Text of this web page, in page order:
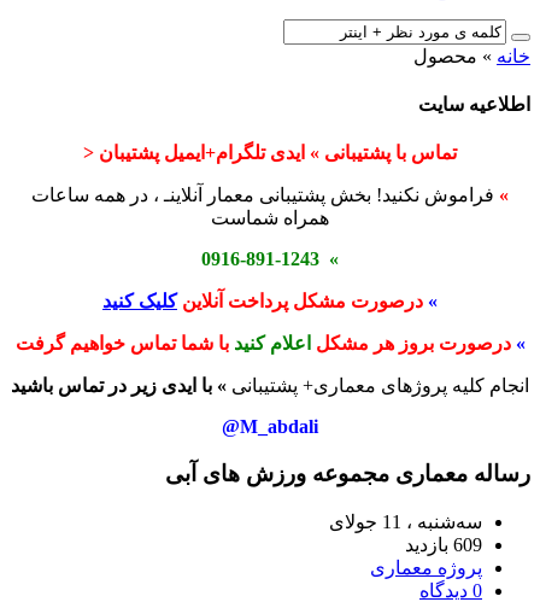
خانه » محصول
اطلاعیه سایت
تماس با پشتیبانی » ایدی تلگرام+ایمیل پشتیبان <
» فراموش نکنید! بخش پشتیبانی معمار آنلاینـ ، در همه ساعات
همراه شماست
» 0916-891-1243
» درصورت مشکل پرداخت آنلاینکلیک کنید
» درصورت بروز هر مشکل اعلام کنید با شما تماس خواهیم گرفت
انجام کلیه پروژهای معماری+ پشتیبانی » با ایدی زیر در تماس باشید
M_abdali@
رساله معماری مجموعه ورزش های آبی
سه‌شنبه ، 11 جولای
609 بازدید
پروژه معماری
0 دیدگاه